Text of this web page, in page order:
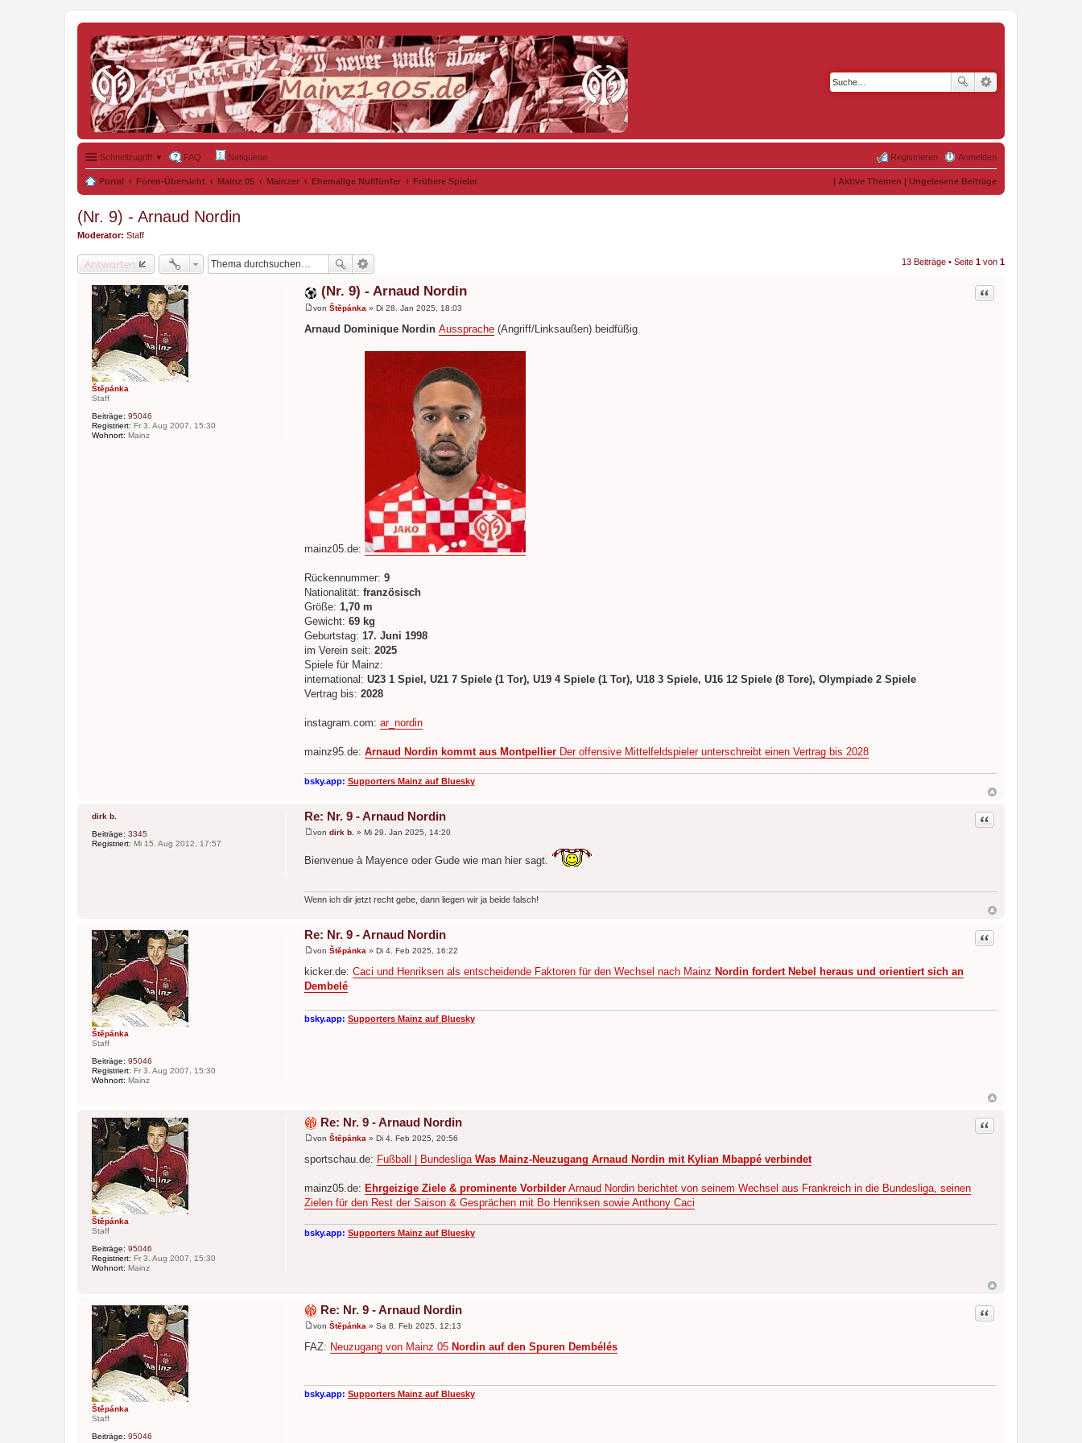
Schnellzugriff ▼ FAQ Netiquette Anmelden
Registrieren
Portal Foren-Übersicht Mainz 05 Mainzer Ehemalige Nullfünfer Frühere Spieler | Aktive Themen | Ungelesene Beiträge
(Nr. 9) - Arnaud Nordin
Moderator: Staff
Antworten 13 Beiträge • Seite 1 von 1
Štěpánka
Staff
Beiträge: 95046
Registriert: Fr 3. Aug 2007, 15:30
Wohnort: Mainz
(Nr. 9) - Arnaud Nordin Zitat
i
von Štěpánka » Di 28. Jan 2025, 18:03
Arnaud Dominique Nordin Aussprache(Angriff/Linksaußen) beidfüßig
mainz05.de:
Rückennummer: 9
Nationalität: französisch
Größe: 1,70 m
Gewicht: 69 kg
Geburtstag: 17. Juni 1998
im Verein seit: 2025
Spiele für Mainz:
international: U23 1 Spiel, U21 7 Spiele (1 Tor), U19 4 Spiele (1 Tor), U18 3 Spiele, U16 12 Spiele (8 Tore), Olympiade 2 Spiele
Vertrag bis: 2028
instagram.com: ar_nordin
mainz95.de: Arnaud Nordin kommt aus MontpellierDer offensive Mittelfeldspieler unterschreibt einen Vertrag bis 2028
bsky.app: Supporters Mainz auf Bluesky
dirk b.
Beiträge: 3345
Registriert: Mi 15. Aug 2012, 17:57
Re: Nr. 9 - Arnaud Nordin Zitat
i
g
von dirk b. » Mi 29. Jan 2025, 14:20
Bienvenue à Mayence oder Gude wie man hier sagt.
Wenn ich dir jetzt recht gebe, dann liegen wir ja beide falsch!
Štěpánka
Staff
Beiträge: 95046
Registriert: Fr 3. Aug 2007, 15:30
Wohnort: Mainz
Re: Nr. 9 - Arnaud Nordin Zitat
i
t
g
von Štěpánka » Di 4. Feb 2025, 16:22
kicker.de: Caci und Henriksen als entscheidende Faktoren für den Wechsel nach Mainz Nordin fordert Nebel heraus und orientiert sich an
Dembelé
bsky.app: Supporters Mainz auf Bluesky
Štěpánka
Staff
Beiträge: 95046
Registriert: Fr 3. Aug 2007, 15:30
Wohnort: Mainz
Re: Nr. 9 - Arnaud Nordin Zitat
i
a
g
von Štěpánka » Di 4. Feb 2025, 20:56
sportschau.de: Fußball | Bundesliga Was Mainz-Neuzugang Arnaud Nordin mit Kylian Mbappé verbindet
mainz05.de: Ehrgeizige Ziele & prominente VorbilderArnaud Nordin berichtet von seinem Wechsel aus Frankreich in die Bundesliga, seinen
Zielen für den Rest der Saison & Gesprächen mit Bo Henriksen sowie Anthony Caci
bsky.app: Supporters Mainz auf Bluesky
Štěpánka
Staff
Beiträge: 95046
Re: Nr. 9 - Arnaud Nordin Zitat
e
g
von Štěpánka » Sa 8. Feb 2025, 12:13
FAZ: Neuzugang von Mainz 05 Nordin auf den Spuren Dembélés
bsky.app: Supporters Mainz auf Bluesky